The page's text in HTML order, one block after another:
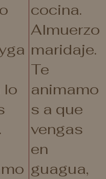
lo
cocina.
Almuerzo
maridaje.
Te
animamo
s a que
vengas
en
guagua,